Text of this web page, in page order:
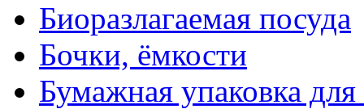
Биоразлагаемая посуда
Бочки, ёмкости
Бумажная упаковка